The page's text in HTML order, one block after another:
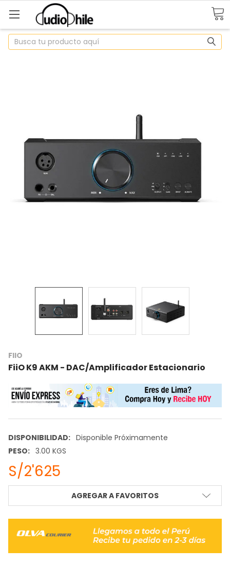
Buscar
FIIO
FiiO K9 AKM - DAC/Amplificador Estacionario
DISPONIBILIDAD: Disponible Próximamente
PESO: 3.00 KGS
S/2'625
AGREGAR A FAVORITOS